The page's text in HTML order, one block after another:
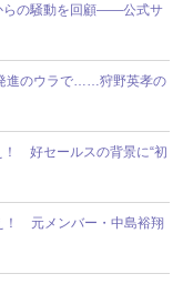
らの騒動を回顧――公式サ
進のウラで……狩野英孝の
！ 好セールスの背景に“初
！ 元メンバー・中島裕翔